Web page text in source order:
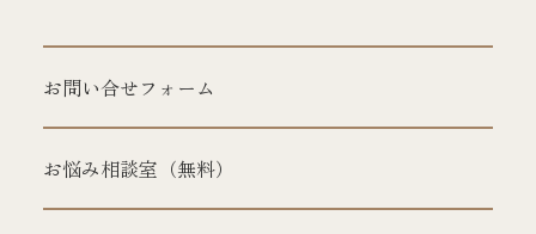
お問い合せフォーム
お悩み相談室（無料）